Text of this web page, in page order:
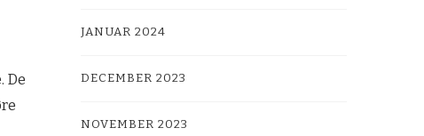
De
JANUAR 2024
DECEMBER 2023
NOVEMBER 2023